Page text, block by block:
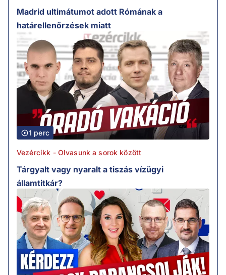
Madrid ultimátumot adott Rómának a
határellenőrzések miatt
1 perc
Vezércikk - Olvasunk a sorok között
Tárgyalt vagy nyaralt a tiszás vízügyi
államtitkár?